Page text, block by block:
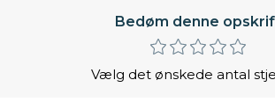
Bedøm denne
Vælg det ønskede antal